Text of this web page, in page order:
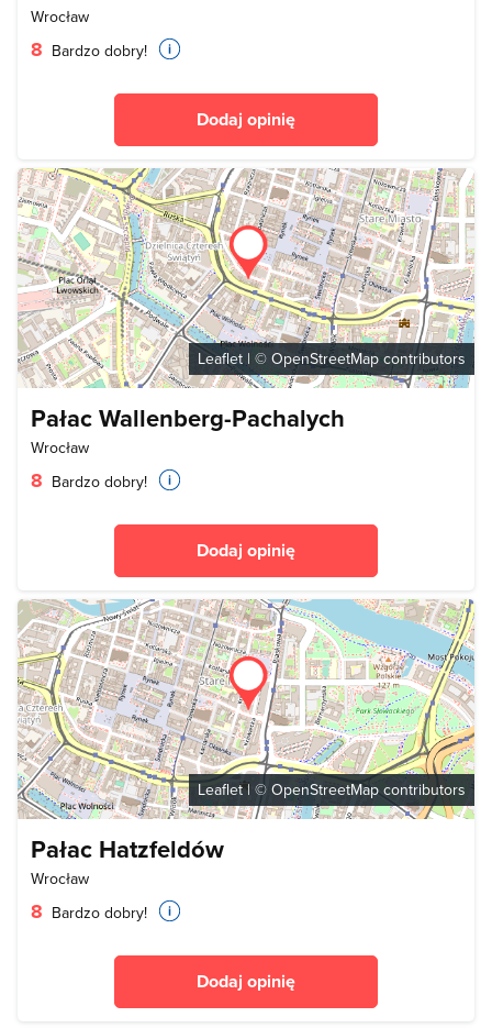
Wrocław
8 Bardzo dobry!
Dodaj opinię
Leaflet | © OpenStreetMap contributors
Pałac Wallenberg-Pachalych
Wrocław
8 Bardzo dobry!
Dodaj opinię
Leaflet| © OpenStreetMap contributors
Pałac Hatzfeldów
Wrocław
8 Bardzo dobry!
Dodaj opinię